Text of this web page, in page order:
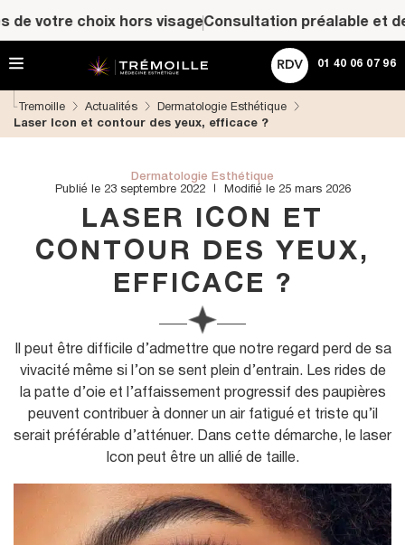
l
l
d
votre choix hors visageConsultation préalable et
01 40 06 07 96
ACHETER UNE CARTE CADEAU
Tremoille Actualités
Dermatologie Esthétique
Laser Icon et contour des yeux, efficace ?
LASER ICON ET
CONTOUR DES YEUX,
EFFICACE ?
Publié le 23 septembre 2022 Modifié le 25 mars 2026
Dermatologie Esthétique
Il peut être difficile d’admettre que notre regard perd de sa
vivacité même si l’on se sent plein d’entrain. Les rides de
la patte d’oie et l’affaissement progressif des paupières
peuvent contribuer à donner un air fatigué et triste qu’il
serait préférable d’atténuer. Dans cette démarche, le laser
Icon peut être un allié de taille.